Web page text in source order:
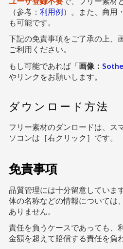
（参考： 利用例）。また、商用
も可能です。
下記の免責事項をご了承の上、
ご利用ください。
もし可能であれば「画像：
やリンクをお願いします。
ダウンロード方法
フリー素材のダンロードは、ス
ソコンは［右クリック］です。
免責事項
品質管理には十分留意していま
体の名称などの情報については
ありません。
責任を負うケースであっても、
金額を超えて賠償する責任を負